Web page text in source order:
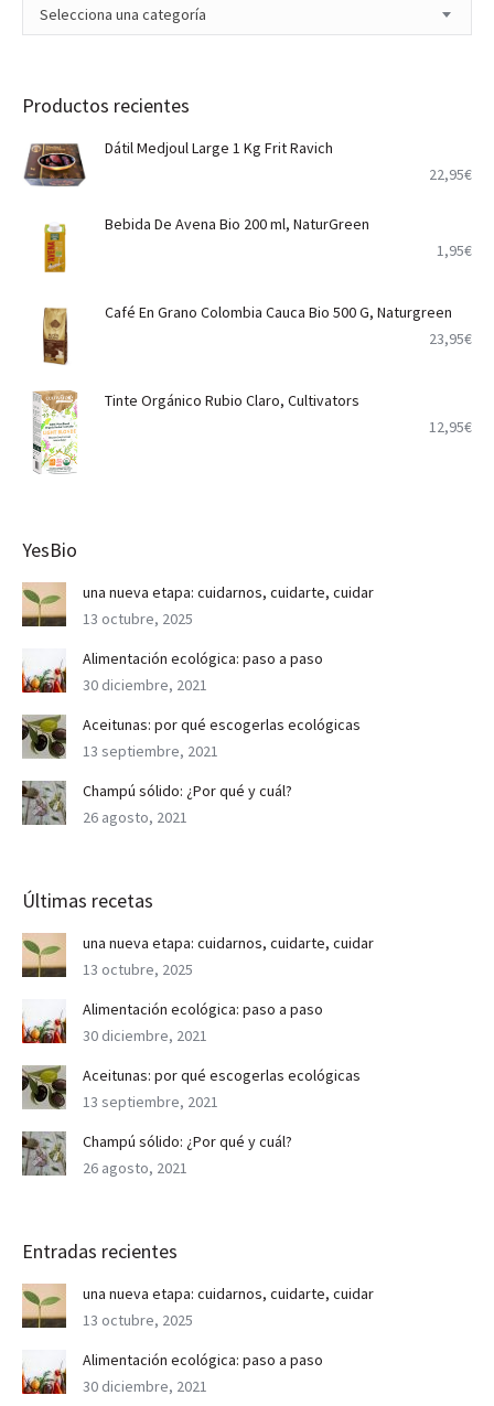
Selecciona una categoría
Productos recientes
Dátil Medjoul Large 1 Kg Frit Ravich
22,95€
Bebida De Avena Bio 200 ml, NaturGreen
1,95€
Café En Grano Colombia Cauca Bio 500 G, Naturgreen
23,95€
Tinte Orgánico Rubio Claro, Cultivators
12,95€
YesBio
una nueva etapa: cuidarnos, cuidarte, cuidar
13 octubre, 2025
Alimentación ecológica: paso a paso
30 diciembre, 2021
Aceitunas: por qué escogerlas ecológicas
13 septiembre, 2021
Champú sólido: ¿Por qué y cuál?
26 agosto, 2021
Últimas recetas
una nueva etapa: cuidarnos, cuidarte, cuidar
13 octubre, 2025
Alimentación ecológica: paso a paso
30 diciembre, 2021
Aceitunas: por qué escogerlas ecológicas
13 septiembre, 2021
Champú sólido: ¿Por qué y cuál?
26 agosto, 2021
Entradas recientes
una nueva etapa: cuidarnos, cuidarte, cuidar
13 octubre, 2025
Alimentación ecológica: paso a paso
30 diciembre, 2021